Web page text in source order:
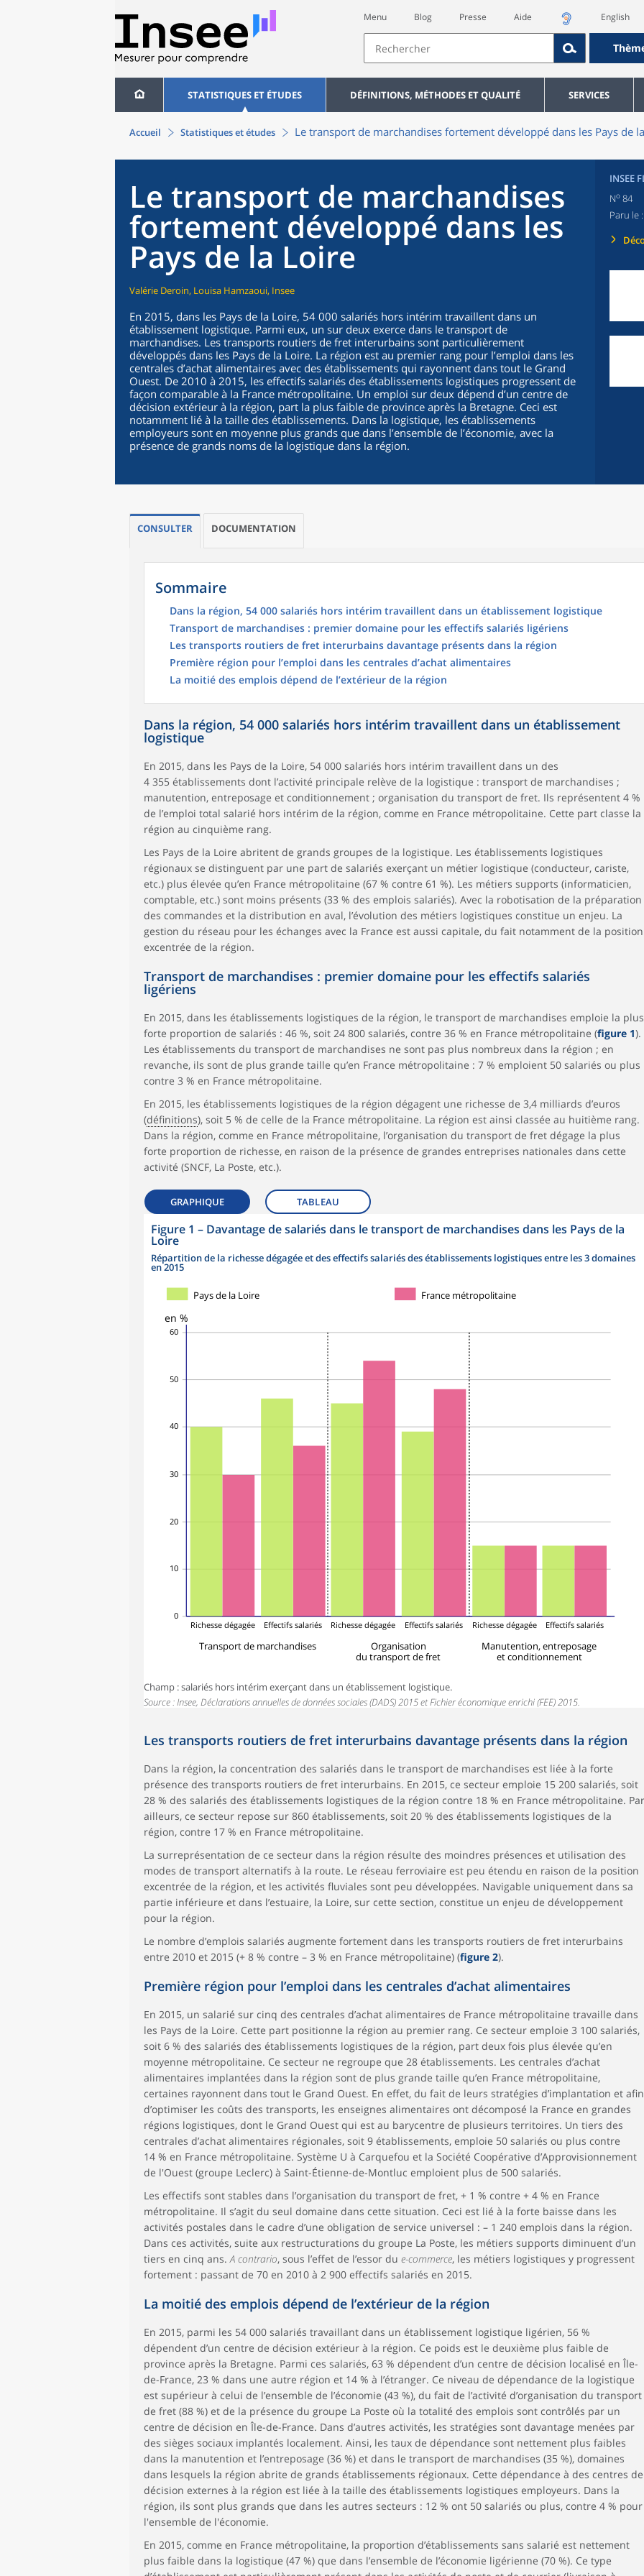
Menu Blog Presse Aide English
STATISTIQUES ET ÉTUDES DÉFINITIONS, MÉTHODES ET QUALITÉ SERVICES
Accueil Statistiques et études Le transport de marchandises fortement développé dans les Pays de
Le transport de marchandises
fortement développé dans les
Pays de la Loire
Valérie Deroin, Louisa Hamzaoui, Insee
En 2015, dans les Pays de la Loire, 54 000 salariés hors intérim travaillent dans un
établissement logistique. Parmi eux, un sur deux exerce dans le transport de
marchandises. Les transports routiers de fret interurbains sont particulièrement
développés dans les Pays de la Loire. La région est au premier rang pour l’emploi dans les
centrales d’achat alimentaires avec des établissements qui rayonnent dans tout le Grand
Ouest. De 2010 à 2015, les effectifs salariés des établissements logistiques progressent de
façon comparable à la France métropolitaine. Un emploi sur deux dépend d’un centre de
décision extérieur à la région, part la plus faible de province après la Bretagne. Ceci est
notamment lié à la taille des établissements. Dans la logistique, les établissements
employeurs sont en moyenne plus grands que dans l’ensemble de l’économie, avec la
présence de grands noms de la logistique dans la région.
INSEE
No 84
Paru le
CONSULTER DOCUMENTATION
Sommaire
Dans la région, 54 000 salariés hors intérim travaillent dans un établissement logistique
Transport de marchandises : premier domaine pour les effectifs salariés ligériens
Les transports routiers de fret interurbains davantage présents dans la région
Première région pour l’emploi dans les centrales d’achat alimentaires
La moitié des emplois dépend de l’extérieur de la région
Dans la région, 54 000 salariés hors intérim travaillent dans un établissement
logistique
En 2015, dans les Pays de la Loire, 54 000 salariés hors intérim travaillent dans un des
4 355 établissements dont l’activité principale relève de la logistique : transport de marchandises ;
manutention, entreposage et conditionnement ; organisation du transport de fret. Ils représentent 4 %
de l’emploi total salarié hors intérim de la région, comme en France métropolitaine. Cette part classe la
région au cinquième rang.
Les Pays de la Loire abritent de grands groupes de la logistique. Les établissements logistiques
régionaux se distinguent par une part de salariés exerçant un métier logistique (conducteur, cariste,
etc.) plus élevée qu’en France métropolitaine (67 % contre 61 %). Les métiers supports (informaticien,
comptable, etc.) sont moins présents (33 % des emplois salariés). Avec la robotisation de la préparation
des commandes et la distribution en aval, l’évolution des métiers logistiques constitue un enjeu. La
gestion du réseau pour les échanges avec la France est aussi capitale, du fait notamment de la position
excentrée de la région.
Transport de marchandises : premier domaine pour les effectifs salariés
ligériens
En 2015, dans les établissements logistiques de la région, le transport de marchandises emploie la plus
forte proportion de salariés : 46 %, soit 24 800 salariés, contre 36 % en France métropolitaine (figure 1).
Les établissements du transport de marchandises ne sont pas plus nombreux dans la région ; en
revanche, ils sont de plus grande taille qu’en France métropolitaine : 7 % emploient 50 salariés ou plus
contre 3 % en France métropolitaine.
En 2015, les établissements logistiques de la région dégagent une richesse de 3,4 milliards d’euros
(définitions), soit 5 % de celle de la France métropolitaine. La région est ainsi classée au huitième rang.
Dans la région, comme en France métropolitaine, l’organisation du transport de fret dégage la plus
forte proportion de richesse, en raison de la présence de grandes entreprises nationales dans cette
activité (SNCF, La Poste, etc.).
GRAPHIQUE TABLEAU
Figure 1 – Davantage de salariés dans le transport de marchandises dans les Pays de la
Loire
Répartition de la richesse dégagée et des effectifs salariés des établissements logistiques entre les 3 domaines
en 2015
0
10
20
30
40
50
60
en %
Richesse dégagée Effectifs salariés Richesse dégagée Effectifs salariés Richesse dégagée Effectifs salariés
Pays de la Loire France métropolitaine
Transport de marchandises
Organisation
du transport de fret
Manutention, entreposage
et conditionnement
Champ : salariés hors intérim exerçant dans un établissement logistique.
Source : Insee, Déclarations annuelles de données sociales (DADS) 2015 et Fichier économique enrichi (FEE) 2015.
Les transports routiers de fret interurbains davantage présents dans la région
Dans la région, la concentration des salariés dans le transport de marchandises est liée à la forte
présence des transports routiers de fret interurbains. En 2015, ce secteur emploie 15 200 salariés, soit
28 % des salariés des établissements logistiques de la région contre 18 % en France métropolitaine. Par
ailleurs, ce secteur repose sur 860 établissements, soit 20 % des établissements logistiques de la
région, contre 17 % en France métropolitaine.
La surreprésentation de ce secteur dans la région résulte des moindres présences et utilisation des
modes de transport alternatifs à la route. Le réseau ferroviaire est peu étendu en raison de la position
excentrée de la région, et les activités fluviales sont peu développées. Navigable uniquement dans sa
partie inférieure et dans l’estuaire, la Loire, sur cette section, constitue un enjeu de développement
pour la région.
Le nombre d’emplois salariés augmente fortement dans les transports routiers de fret interurbains
entre 2010 et 2015 (+ 8 % contre – 3 % en France métropolitaine) (figure 2).
Première région pour l’emploi dans les centrales d’achat alimentaires
En 2015, un salarié sur cinq des centrales d’achat alimentaires de France métropolitaine travaille dans
les Pays de la Loire. Cette part positionne la région au premier rang. Ce secteur emploie 3 100 salariés,
soit 6 % des salariés des établissements logistiques de la région, part deux fois plus élevée qu’en
moyenne métropolitaine. Ce secteur ne regroupe que 28 établissements. Les centrales d’achat
alimentaires implantées dans la région sont de plus grande taille qu’en France métropolitaine,
certaines rayonnent dans tout le Grand Ouest. En effet, du fait de leurs stratégies d’implantation et afin
d’optimiser les coûts des transports, les enseignes alimentaires ont décomposé la France en grandes
régions logistiques, dont le Grand Ouest qui est au barycentre de plusieurs territoires. Un tiers des
centrales d’achat alimentaires régionales, soit 9 établissements, emploie 50 salariés ou plus contre
14 % en France métropolitaine. Système U à Carquefou et la Société Coopérative d’Approvisionnement
de l'Ouest (groupe Leclerc) à Saint-Étienne-de-Montluc emploient plus de 500 salariés.
Les effectifs sont stables dans l’organisation du transport de fret, + 1 % contre + 4 % en France
métropolitaine. Il s’agit du seul domaine dans cette situation. Ceci est lié à la forte baisse dans les
activités postales dans le cadre d’une obligation de service universel : – 1 240 emplois dans la région.
Dans ces activités, suite aux restructurations du groupe La Poste, les métiers supports diminuent d’un
tiers en cinq ans. A contrario, sous l’effet de l’essor du e-commerce, les métiers logistiques y progressent
fortement : passant de 70 en 2010 à 2 900 effectifs salariés en 2015.
La moitié des emplois dépend de l’extérieur de la région
En 2015, parmi les 54 000 salariés travaillant dans un établissement logistique ligérien, 56 %
dépendent d’un centre de décision extérieur à la région. Ce poids est le deuxième plus faible de
province après la Bretagne. Parmi ces salariés, 63 % dépendent d’un centre de décision localisé en Île-
de-France, 23 % dans une autre région et 14 % à l’étranger. Ce niveau de dépendance de la logistique
est supérieur à celui de l’ensemble de l’économie (43 %), du fait de l’activité d’organisation du transport
de fret (88 %) et de la présence du groupe La Poste où la totalité des emplois sont contrôlés par un
centre de décision en Île-de-France. Dans d’autres activités, les stratégies sont davantage menées par
des sièges sociaux implantés localement. Ainsi, les taux de dépendance sont nettement plus faibles
dans la manutention et l’entreposage (36 %) et dans le transport de marchandises (35 %), domaines
dans lesquels la région abrite de grands établissements régionaux. Cette dépendance à des centres de
décision externes à la région est liée à la taille des établissements logistiques employeurs. Dans la
région, ils sont plus grands que dans les autres secteurs : 12 % ont 50 salariés ou plus, contre 4 % pour
l'ensemble de l'économie.
En 2015, comme en France métropolitaine, la proportion d’établissements sans salarié est nettement
plus faible dans la logistique (47 %) que dans l’ensemble de l’économie ligérienne (70 %). Ce type